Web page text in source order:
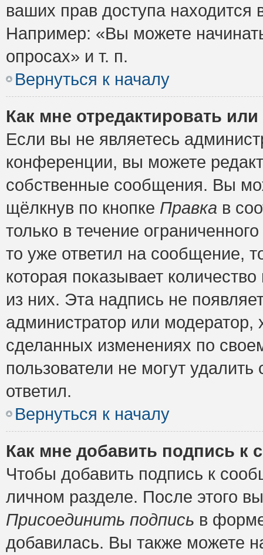
ваших прав доступа
Например: «Вы можете
опросах» и т. п.
Вернуться к началу
Как мне отредактировать
Если вы не являетесь
конференции, вы можете
собственные сообщения. Вы
щёлкнув по кнопке Правка в
только в течение
то уже ответил на сообщение,
которая показывает
из них. Эта надпись не
администратор или модератор,
сделанных изменениях по
пользователи не могут
ответил.
Вернуться к началу
Как мне добавить подпись к
Чтобы добавить подпись к
личном разделе. После этого
Присоединить подпись в
добавилась. Вы также можете